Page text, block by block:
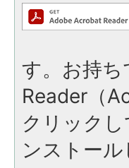
す。お持
Reader（
クリック
ンストール